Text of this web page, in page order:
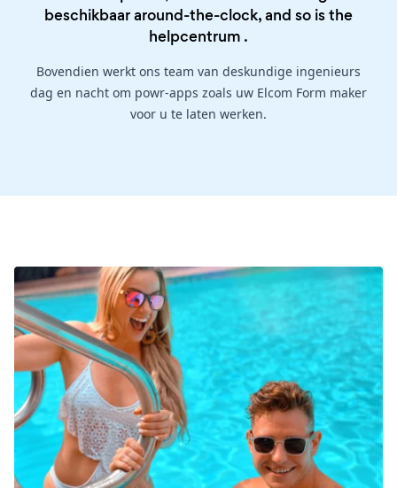
beschikbaar around-the-clock, and so is the
helpcentrum .
Bovendien werkt ons team van deskundige ingenieurs
dag en nacht om powr-apps zoals uw Elcom Form maker
voor u te laten werken.